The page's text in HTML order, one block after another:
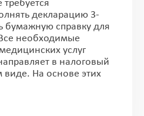
декларацию 3-
бумажную справку для
необходимые
услуг
в налоговый
виде. На основе этих